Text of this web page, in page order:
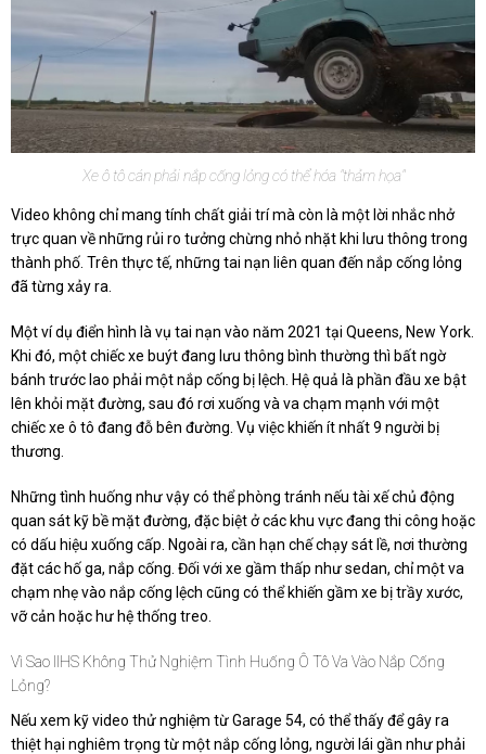
Xe ô tô cán phải nắp cống lỏng có thể hóa "thảm họa"
Video không chỉ mang tính chất giải trí mà còn là một lời nhắc nhở
trực quan về những rủi ro tưởng chừng nhỏ nhặt khi lưu thông trong
thành phố. Trên thực tế, những tai nạn liên quan đến nắp cống lỏng
đã từng xảy ra.
Một ví dụ điển hình là vụ tai nạn vào năm 2021 tại Queens, New York.
Khi đó, một chiếc xe buýt đang lưu thông bình thường thì bất ngờ
bánh trước lao phải một nắp cống bị lệch. Hệ quả là phần đầu xe bật
lên khỏi mặt đường, sau đó rơi xuống và va chạm mạnh với một
chiếc xe ô tô đang đỗ bên đường. Vụ việc khiến ít nhất 9 người bị
thương.
Những tình huống như vậy có thể phòng tránh nếu tài xế chủ động
quan sát kỹ bề mặt đường, đặc biệt ở các khu vực đang thi công hoặc
có dấu hiệu xuống cấp. Ngoài ra, cần hạn chế chạy sát lề, nơi thường
đặt các hố ga, nắp cống. Đối với xe gầm thấp như sedan, chỉ một va
chạm nhẹ vào nắp cống lệch cũng có thể khiến gầm xe bị trầy xước,
vỡ cản hoặc hư hệ thống treo.
Vì Sao IIHS Không Thử Nghiệm Tình Huống Ô Tô Va Vào Nắp Cống
Lỏng?
Nếu xem kỹ video thử nghiệm từ Garage 54, có thể thấy để gây ra
thiệt hại nghiêm trọng từ một nắp cống lỏng, người lái gần như phải